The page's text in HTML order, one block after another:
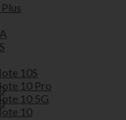
10S
10 Pro
10 5G
10